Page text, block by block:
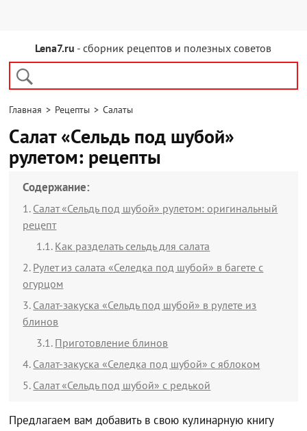
Lena7.ru - сборник рецептов и полезных советов
Главная > Рецепты >Салаты
Салат «Сельдь под шубой»
рулетом: рецепты
Содержание:
Салат «Сельдь под шубой» рулетом: оригинальный
рецепт
Как разделать сельдь для салата
Рулет из салата «Селедка под шубой» в багете с
огурцом
Салат-закуска «Сельдь под шубой» в рулете из
блинов
Приготовление блинов
Салат-закуска «Селедка под шубой» с яблоком
Салат «Сельдь под шубой» с редькой
Предлагаем вам добавить в свою кулинарную книгу